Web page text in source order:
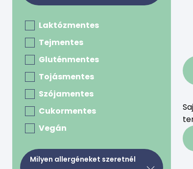
Laktózmentes
Tejmentes
Gluténmentes
Tojásmentes
Szójamentes
Cukormentes
Vegán
Milyen allergéneket szeretnél